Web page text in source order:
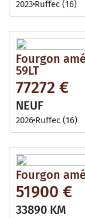
2023 Ruffec (16)
Fourgon
59LT
77272 €
NEUF
2026 Ruffec (16)
Fourgon
51900 €
33890 KM